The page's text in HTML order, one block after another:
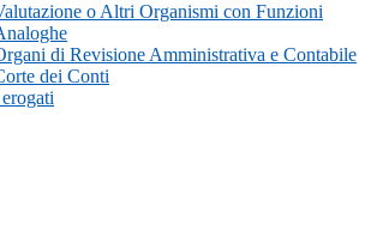
o Altri Organismi con Funzioni
di Revisione Amministrativa e Contabile
dei Conti